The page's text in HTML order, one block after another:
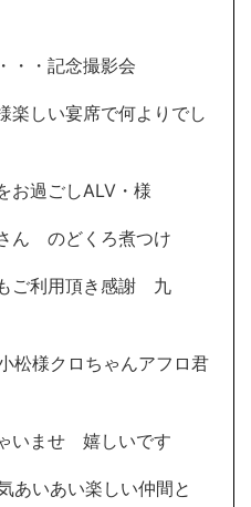
・・記念撮影会
しい宴席で何よりでし
お過ごしALV・様
ん のどくろ煮つけ
ご利用頂き感謝 九
松様クロちゃんアフロ君
いませ 嬉しいです
いあい楽しい仲間と